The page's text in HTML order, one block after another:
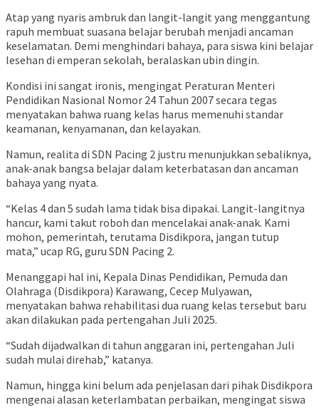
Atap yang nyaris ambruk dan langit-langit yang menggantung
rapuh membuat suasana belajar berubah menjadi ancaman
keselamatan. Demi menghindari bahaya, para siswa kini belajar
lesehan di emperan sekolah, beralaskan ubin dingin.
Kondisi ini sangat ironis, mengingat Peraturan Menteri
Pendidikan Nasional Nomor 24 Tahun 2007 secara tegas
menyatakan bahwa ruang kelas harus memenuhi standar
keamanan, kenyamanan, dan kelayakan.
Namun, realita di SDN Pacing 2 justru menunjukkan sebaliknya,
anak-anak bangsa belajar dalam keterbatasan dan ancaman
bahaya yang nyata.
“Kelas 4 dan 5 sudah lama tidak bisa dipakai. Langit-langitnya
hancur, kami takut roboh dan mencelakai anak-anak. Kami
mohon, pemerintah, terutama Disdikpora, jangan tutup
mata,” ucap RG, guru SDN Pacing 2.
Menanggapi hal ini, Kepala Dinas Pendidikan, Pemuda dan
Olahraga (Disdikpora) Karawang, Cecep Mulyawan,
menyatakan bahwa rehabilitasi dua ruang kelas tersebut baru
akan dilakukan pada pertengahan Juli 2025.
“Sudah dijadwalkan di tahun anggaran ini, pertengahan Juli
sudah mulai direhab,” katanya.
Namun, hingga kini belum ada penjelasan dari pihak Disdikpora
mengenai alasan keterlambatan perbaikan, mengingat siswa